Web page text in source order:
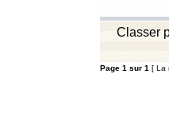
Classer
Page 1 sur 1 [ La